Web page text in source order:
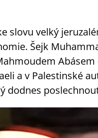
slovu velký
Šejk
a v Palestinské
dodnes